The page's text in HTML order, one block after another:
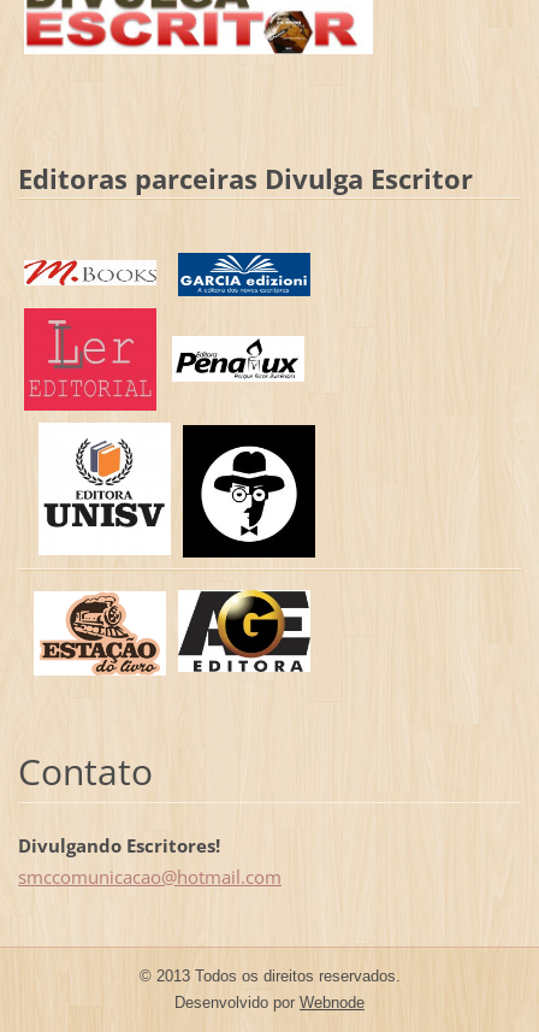
Editoras parceiras Divulga Escritor
Contato
Divulgando Escritores!
smccomunicacao@hotmail.com
© 2013 Todos os direitos reservados.
Desenvolvido por Webnode